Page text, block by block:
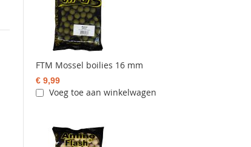
FTM Mossel boilies 16 mm
€ 9,99
Voeg toe aan winkelwagen